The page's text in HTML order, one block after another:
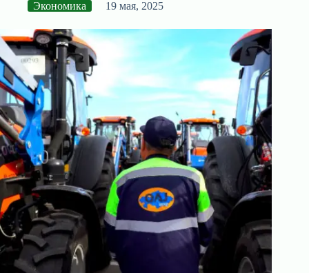
Экономика 19 мая, 2025